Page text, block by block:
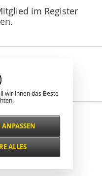
im Register
wie es geht.
wir Ihnen das Beste
ALLES